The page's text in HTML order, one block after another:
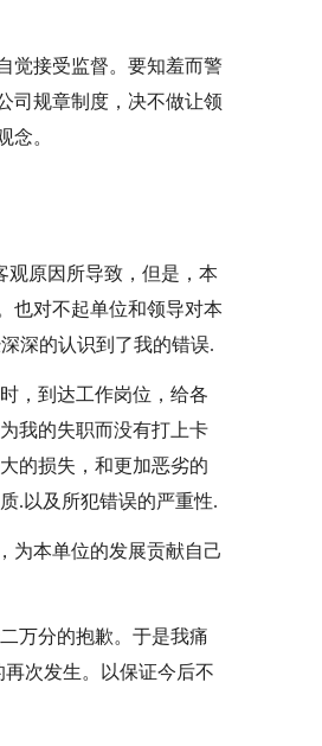
觉接受监督。要知羞而警
司规章制度，决不做让领
念。
原因所导致，但是，本
也对不起单位和领导对本
深的认识到了我的错误.
，到达工作岗位，给各
我的失职而没有打上卡
的损失，和更加恶劣的
.以及所犯错误的严重性.
为本单位的发展贡献自己
万分的抱歉。于是我痛
次发生。以保证今后不